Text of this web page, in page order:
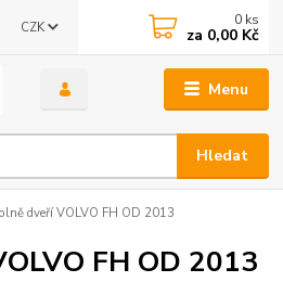
Menu
CZK
Hledat
0 ks
za 0,00 Kč
dveří VOLVO FH OD 2013
FH OD 2013